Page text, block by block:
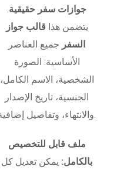
جوازات سفر حقيقية.
يتضمن هذا قالب جواز
السفر جميع العناصر
الأساسية: الصورة
الشخصية، الاسم الكامل،
الجنسية، تاريخ الإصدار
والانتهاء، وتفاصيل إضافية.
ملف قابل للتخصيص
بالكامل: يمكن تعديل كل